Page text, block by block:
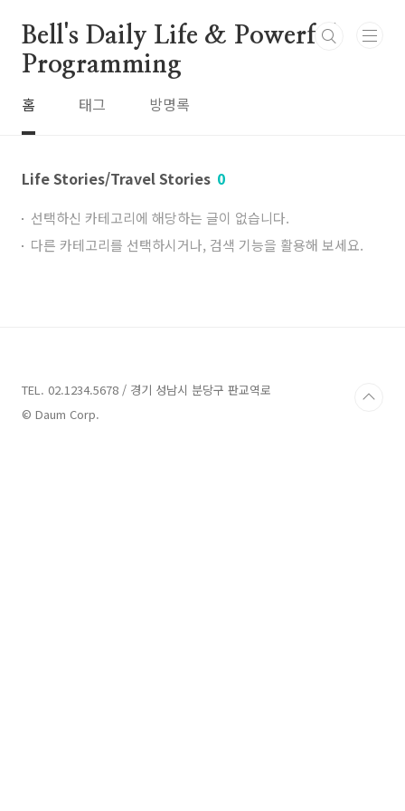
Bell's Daily Life & Powerful
Programming
홈 태그 방명록
Life Stories/Travel Stories 0
선택하신 카테고리에 해당하는 글이 없습니다.
다른 카테고리를 선택하시거나, 검색 기능을 활용해 보세요.
TEL. 02.1234.5678 / 경기 성남시 분당구 판교역로
© Daum Corp.